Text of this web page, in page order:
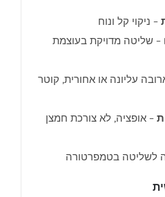
– ניקוי קל ונוח
– שליטה מדויקת בעוצמת
עליונה או אחורית, קוטר
– אופציה, לא צורכת חמצן
לשליטה בטמפרטורה